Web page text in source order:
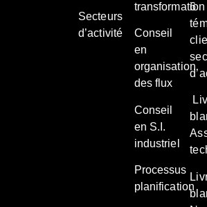
Secteurs
d’activité
transformation
Conseil
en
organisation
des flux
Conseil
en S.I.
industriel
Processus
planification
6